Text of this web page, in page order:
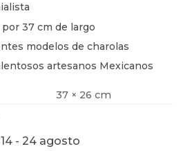
37 cm de largo
modelos de charolas
artesanos Mexicanos
37 × 26 cm
- 24 agosto